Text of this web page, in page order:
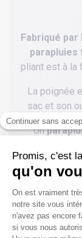
Fabriqué
parapluies
pliant est à la
La poignée
sac et son
Un